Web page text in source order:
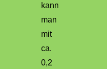
kann
man
mit
ca.
0,2